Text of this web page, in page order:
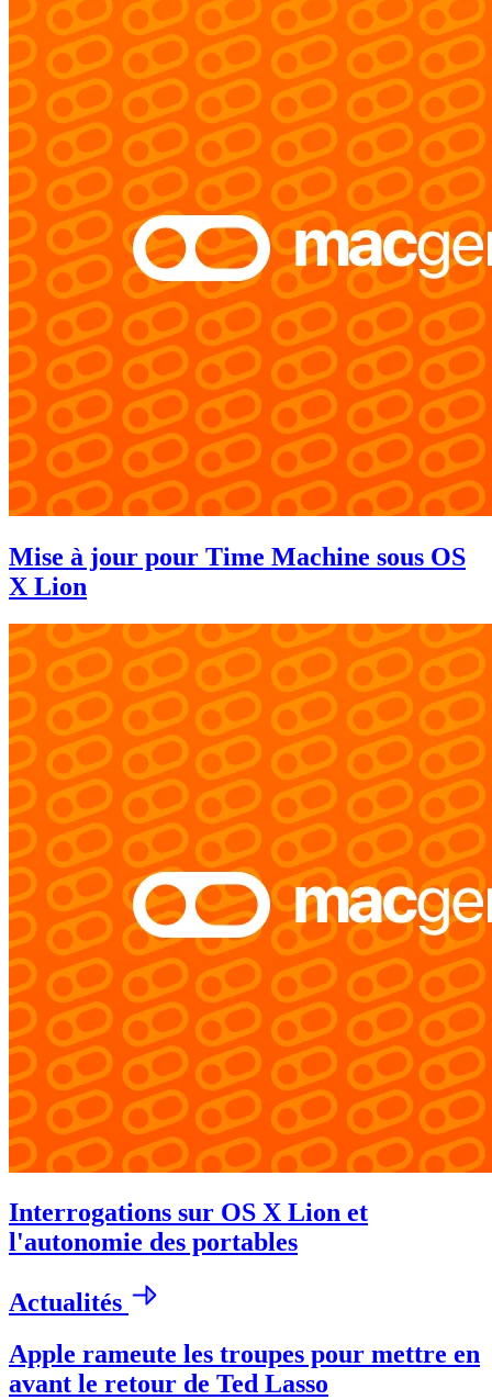
Mise à jour pour Time Machine sous OS
X Lion
Interrogations sur OS X Lion et
l'autonomie des portables
Actualités
Apple rameute les troupes pour mettre en
avant le retour de Ted Lasso